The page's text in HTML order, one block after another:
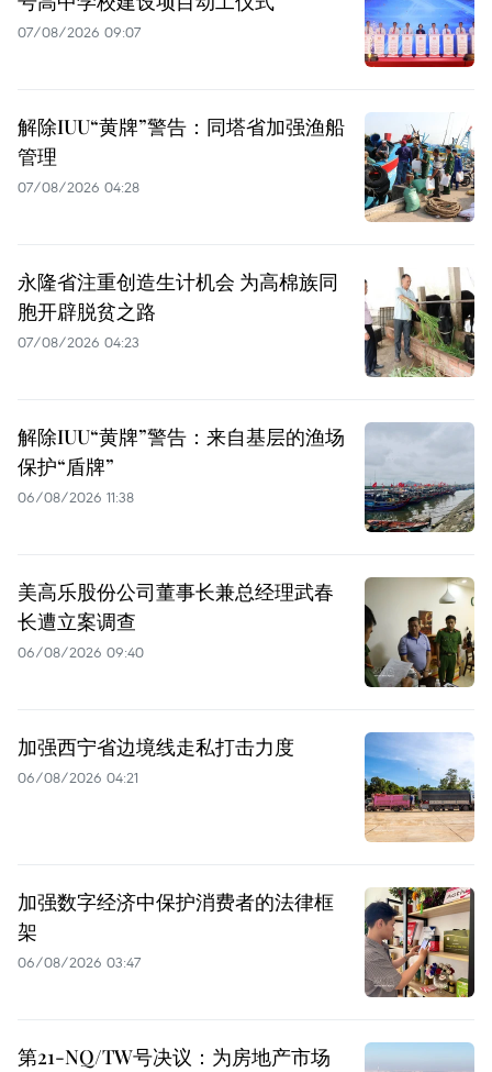
07/08/2026 09:07
解除IUU“黄牌”警告：同塔省加强渔船
管理
07/08/2026 04:28
永隆省注重创造生计机会 为高棉族同
胞开辟脱贫之路
07/08/2026 04:23
解除IUU“黄牌”警告：来自基层的渔场
保护“盾牌”
06/08/2026 11:38
美高乐股份公司董事长兼总经理武春
长遭立案调查
06/08/2026 09:40
加强西宁省边境线走私打击力度
06/08/2026 04:21
加强数字经济中保护消费者的法律框
架
06/08/2026 03:47
第21-NQ/TW号决议：为房地产市场